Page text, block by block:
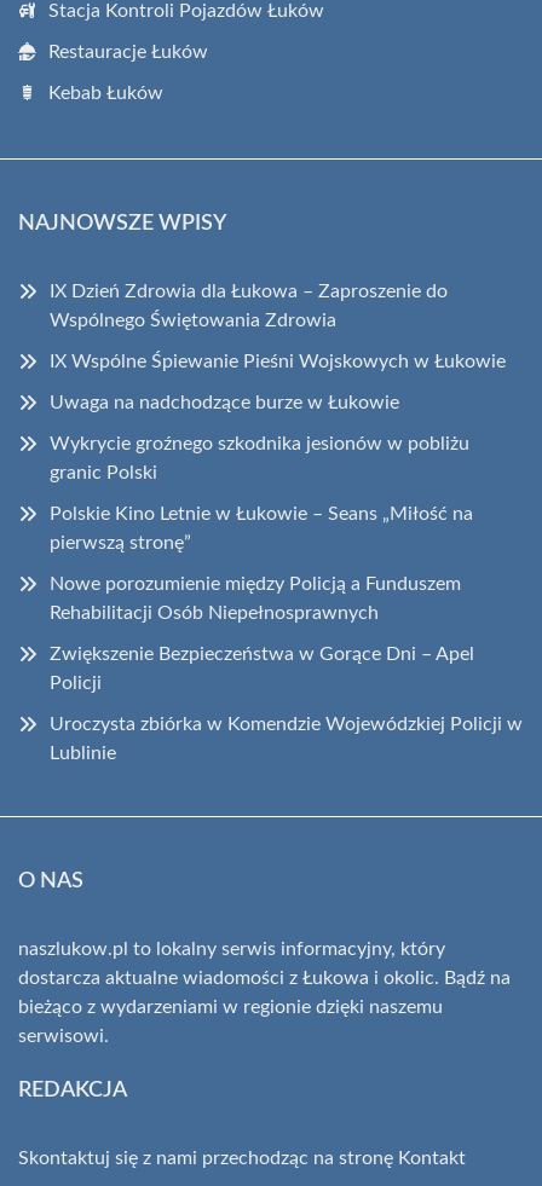
Stacja Kontroli Pojazdów Łuków
Restauracje Łuków
Kebab Łuków
NAJNOWSZE WPISY
IX Dzień Zdrowia dla Łukowa – Zaproszenie do
Wspólnego Świętowania Zdrowia
IX Wspólne Śpiewanie Pieśni Wojskowych w Łukowie
Uwaga na nadchodzące burze w Łukowie
Wykrycie groźnego szkodnika jesionów w pobliżu
granic Polski
Polskie Kino Letnie w Łukowie – Seans „Miłość na
pierwszą stronę”
Nowe porozumienie między Policją a Funduszem
Rehabilitacji Osób Niepełnosprawnych
Zwiększenie Bezpieczeństwa w Gorące Dni – Apel
Policji
Uroczysta zbiórka w Komendzie Wojewódzkiej Policji w
Lublinie
O NAS
naszlukow.pl to lokalny serwis informacyjny, który
dostarcza aktualne wiadomości z Łukowa i okolic. Bądź na
bieżąco z wydarzeniami w regionie dzięki naszemu
serwisowi.
REDAKCJA
Skontaktuj się z nami przechodząc na stronę Kontakt